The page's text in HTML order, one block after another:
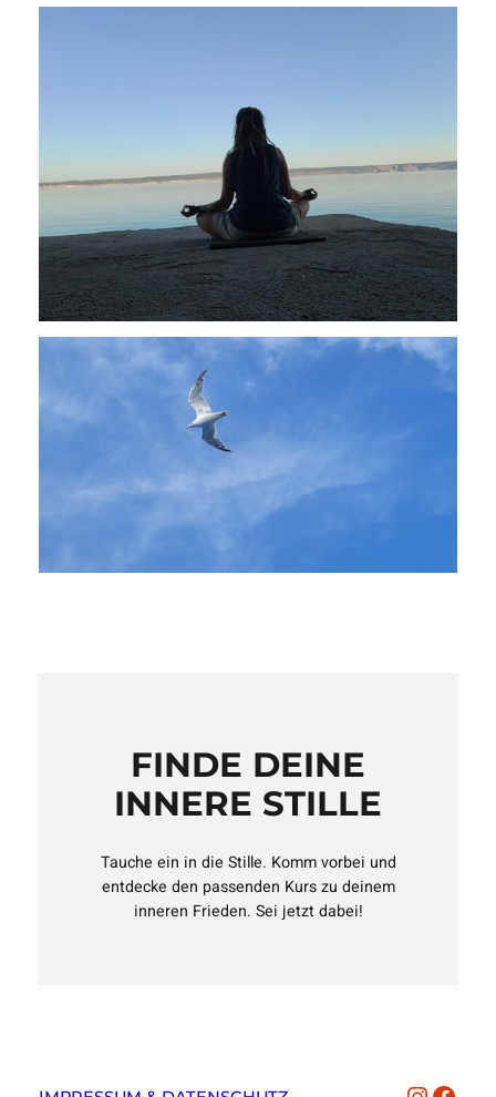
FINDE DEINE
INNERE STILLE
Tauche ein in die Stille. Komm vorbei und
entdecke den passenden Kurs zu deinem
inneren Frieden. Sei jetzt dabei!